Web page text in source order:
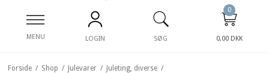
MENU LOGIN SØG
0
0,00 DKK
Forside / Shop / Julevarer / Juleting, diverse /